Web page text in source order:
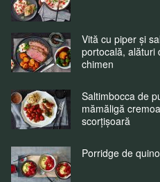
Vită cu piper și
portocală, alături
chimen
Saltimbocca de
mămăligă
scorțișoară
Porridge de